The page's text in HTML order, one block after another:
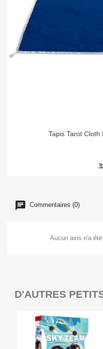
Tapis Tarot
Commentaires (0)
Aucun avis n'a
D'AUTRES